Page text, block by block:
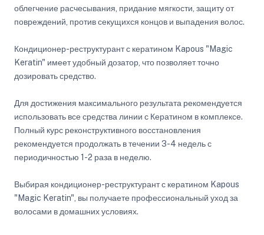
облегчение расчесывания, придание мягкости, защиту от
повреждений, против секущихся концов и выпадения волос.
Кондиционер-реструктурант с кератином Kapous "Magic
Keratin" имеет удобный дозатор, что позволяет точно
дозировать средство.
Для достижения максимального результата рекомендуется
использовать все средства линии с Кератином в комплексе.
Полный курс реконструктивного восстановления
рекомендуется продолжать в течении 3-4 недель с
периодичностью 1-2 раза в неделю.
Выбирая кондиционер-реструктурант с кератином Kapous
"Magic Keratin", вы получаете профессиональный уход за
волосами в домашних условиях.